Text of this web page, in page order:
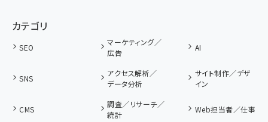
カテゴリ
SEO
マーケティング／
広告
AI
SNS
アクセス解析／
データ分析
サイト制作／デザ
イン
CMS
調査／リサーチ／
統計
Web担当者／仕事